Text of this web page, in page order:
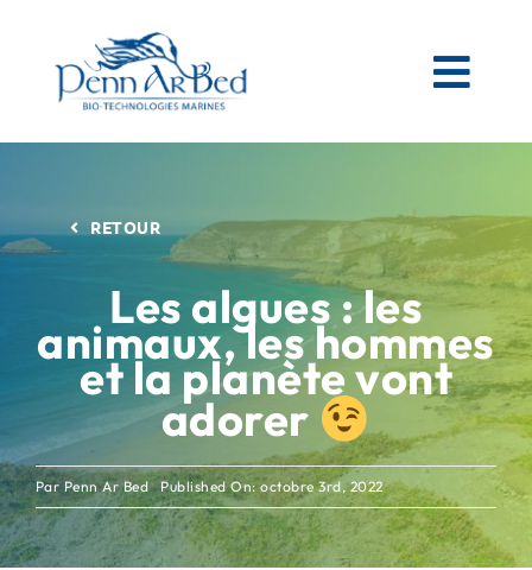
contenu
MATIÈRES PREMIÈRES MARINES
NOS PRODUITS
PENN AR BED
RETOUR
Les algues : les
animaux, les hommes
et la planète vont
adorer
Par Penn Ar Bed Published On: octobre 3rd, 2022